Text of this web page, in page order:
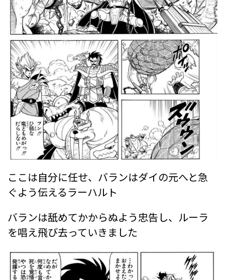
ここは自分に任せ、バランはダイの元へと急
ぐよう伝えるラーハルト
バランは舐めてかからぬよう忠告し、ルーラ
を唱え飛び去っていきました